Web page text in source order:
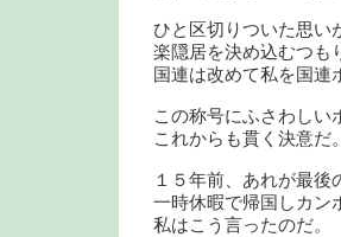
ひと区切りついた思い
楽隠居を決め込むつも
国連は改めて私を国連
この称号にふさわしい
これからも貫く決意だ。
１５年前、あれが最後
一時休暇で帰国しカン
私はこう言ったのだ。